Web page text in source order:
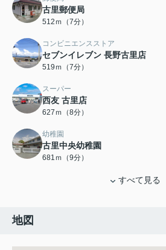
古里郵便局
512ｍ（7分）
コンビニエンスストア
セブンイレブン 長野古里店
519ｍ（7分）
スーパー
西友 古里店
627ｍ（8分）
幼稚園
古里中央幼稚園
681ｍ（9分）
すべて見る
地図